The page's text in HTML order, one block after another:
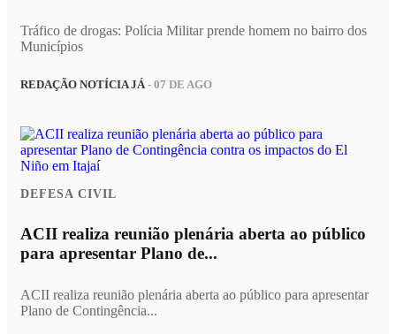
Tráfico de drogas: Polícia Militar prende homem no bairro dos
Municípios
REDAÇÃO NOTÍCIA JÁ- 07 DE AGO
DEFESA CIVIL
ACII realiza reunião plenária aberta ao público
para apresentar Plano de...
ACII realiza reunião plenária aberta ao público para apresentar
Plano de Contingência...